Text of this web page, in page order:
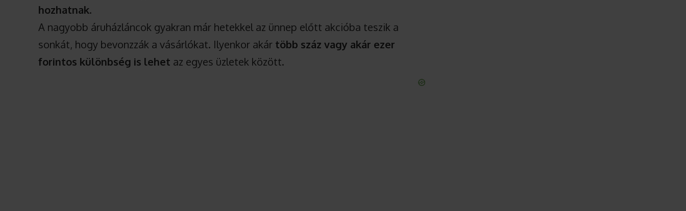
hozhatnak.
A nagyobb áruházláncok gyakran már hetekkel az ünnep előtt akcióba teszik a
sonkát, hogy bevonzzák a vásárlókat. Ilyenkor akár több száz vagy akár ezer
forintos különbség is lehet az egyes üzletek között.